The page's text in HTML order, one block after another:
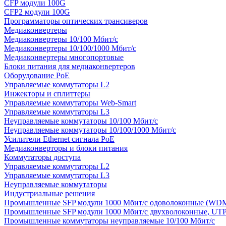
CFP модули 100G
CFP2 модули 100G
Программаторы оптических трансиверов
Медиаконвертеры
Медиаконвертеры 10/100 Мбит/с
Медиаконвертеры 10/100/1000 Мбит/c
Медиаконвертеры многопортовые
Блоки питания для медиаконвертеров
Оборудование PoE
Управляемые коммутаторы L2
Инжекторы и сплиттеры
Управляемые коммутаторы Web-Smart
Управляемые коммутаторы L3
Неуправляемые коммутаторы 10/100 Мбит/с
Неуправляемые коммутаторы 10/100/1000 Мбит/с
Усилители Ethernet сигнала PoE
Медиаконверторы и блоки питания
Коммутаторы доступа
Управляемые коммутаторы L2
Управляемые коммутаторы L3
Неуправляемые коммутаторы
Индустриальные решения
Промышленные SFP модули 1000 Мбит/c одоволоконные
Промышленные SFP модули 1000 Мбит/c двухволоконные,
Промышленные коммутаторы неуправляемые 10/100 Мбит/с